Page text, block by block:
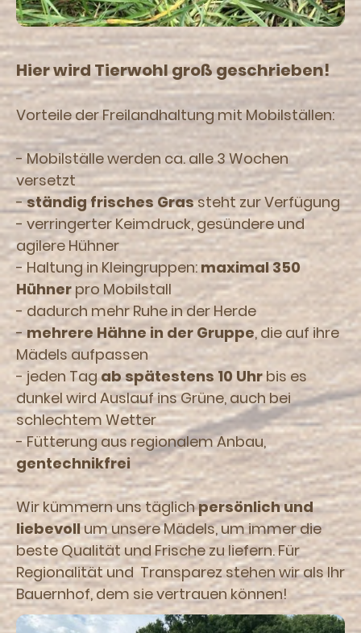
Hier wird Tierwohl groß geschrieben!
Vorteile der Freilandhaltung mit Mobilställen:
- Mobilställe werden ca. alle 3 Wochen
versetzt
-ständig frisches Grassteht zur Verfügung
- verringerter Keimdruck, gesündere und
agilere Hühner
- Haltung in Kleingruppen:maximal 350
Hühner pro Mobilstall
- dadurch mehr Ruhe in der Herde
-mehrere Hähne in der Gruppe, die auf ihre
Mädels aufpassen
- jeden Tagab spätestens 10 Uhrbis es
dunkel wird Auslauf ins Grüne, auch bei
schlechtem Wetter
- Fütterung aus regionalem Anbau,
gentechnikfrei
Wir kümmern uns täglichpersönlich und
liebevollum unsere Mädels, um immer die
beste Qualität und Frische zu liefern. Für
Regionalität und Transparez stehen wir als Ihr
Bauernhof, dem sie vertrauen können!